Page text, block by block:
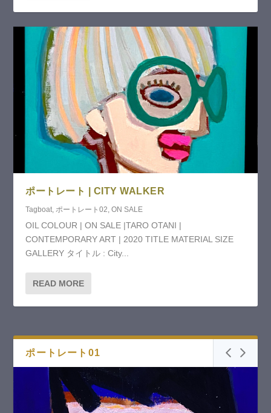
ポートレート | CITY WALKER
Tagboat,ポートレート02,ON SALE
OIL COLOUR | ON SALE |TARO OTANI |
CONTEMPORARY ART | 2020 TITLE MATERIAL SIZE
GALLERY タイトル : City...
READ MORE
ポートレート01